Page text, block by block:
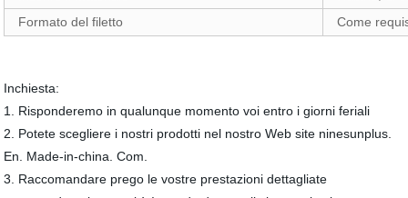
Formato del filetto
Come
Inchiesta:
1. Risponderemo in qualunque momento voi entro i giorni feriali
2. Potete scegliere i nostri prodotti nel nostro Web site ninesunplus.
En. Made-in-china. Com.
3. Raccomandare prego le vostre prestazioni dettagliate